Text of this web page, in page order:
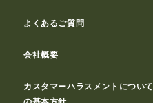
よくあるご質問
会社概要
カスタマーハラスメントについて